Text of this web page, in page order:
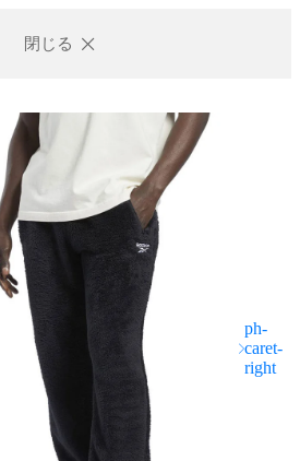
閉じる